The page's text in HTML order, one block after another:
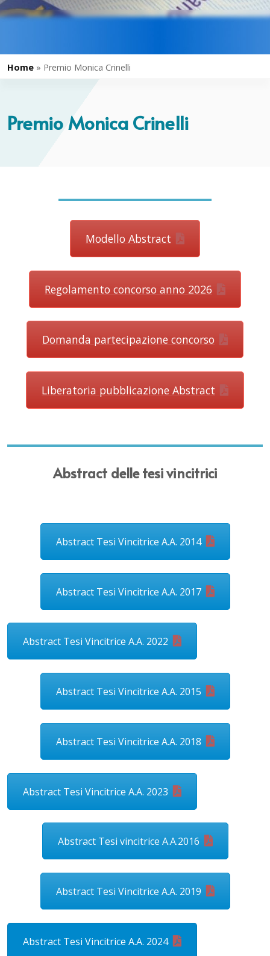
Home » Premio Monica Crinelli
Premio Monica Crinelli
Modello Abstract
Regolamento concorso anno 2026
Domanda partecipazione concorso
Liberatoria pubblicazione Abstract
Abstract delle tesi vincitrici
Abstract Tesi Vincitrice A.A. 2014
Abstract Tesi Vincitrice A.A. 2017
Abstract Tesi Vincitrice A.A. 2022
Abstract Tesi Vincitrice A.A. 2015
Abstract Tesi Vincitrice A.A. 2018
Abstract Tesi Vincitrice A.A. 2023
Abstract Tesi vincitrice A.A.2016
Abstract Tesi Vincitrice A.A. 2019
Abstract Tesi Vincitrice A.A. 2024